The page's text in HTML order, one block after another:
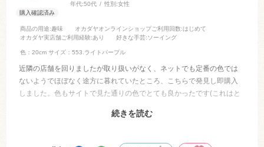
年代:50代 性別:女性
商品の用途:趣味 オカダヤオンラインショップご利用回数:はじめて
オカダヤ実店舗ご利用経験:あり 好きな手芸:ソーイング
色：20cm サイズ：553.ライトパープル
近隣の店舗を回りましたが取り扱いがなく、ネットでも定番の色では
ないようでほぼなく途方に暮れていたところ、こちらで発見し即購入
しました。色もサイトで見た通りの色でとても良かったです(これはと
進捗状況をメールで丁寧にお知らせしていただいたので安心して待つ
続きを読む